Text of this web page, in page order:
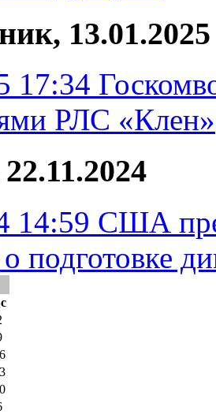
13.01.2025
17:34
РЛС «Клен»
14:59 США
подготовке